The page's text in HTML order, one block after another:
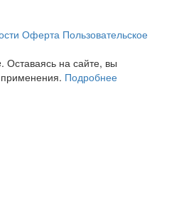
Оферта Пользовательское
на сайте, вы
Подробнее